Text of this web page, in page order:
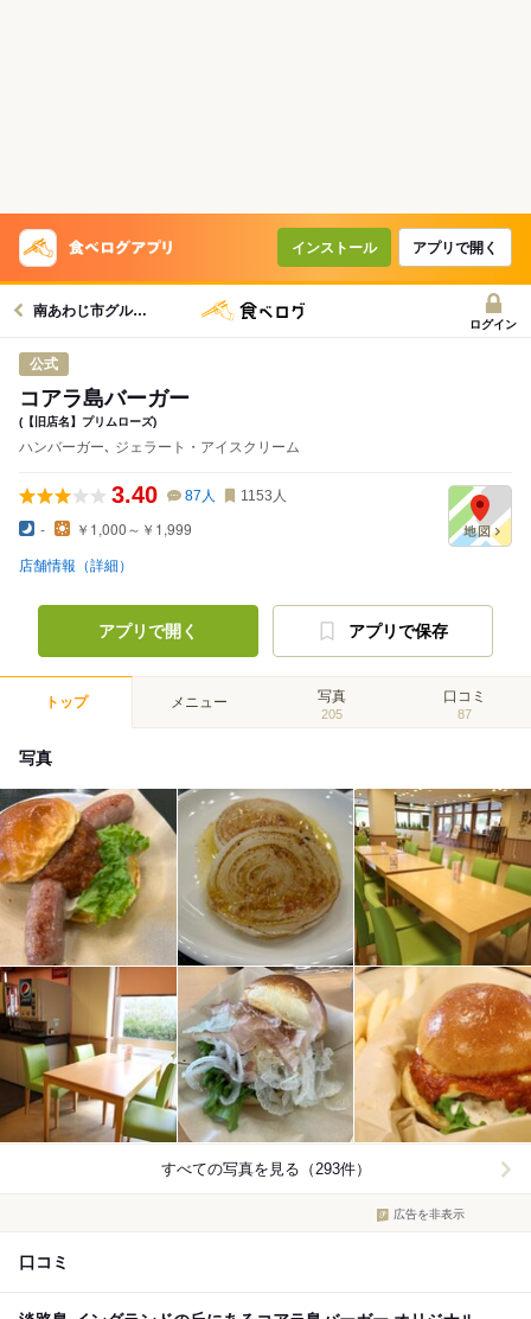
インストール アプリで開く
南あわじ市グルメへ
ログイン
公式
コアラ島バーガー
(【旧店名】プリムローズ)
ハンバーガー､ ジェラート・アイスクリーム
3.40 87 人 1153 人
- ￥1,000～￥1,999
店舗情報（詳細）
アプリで開く アプリで保存
トップ メニュー 写真
205
口コミ
87
写真
すべての写真を見る（293件）
広告を非表示
口コミ